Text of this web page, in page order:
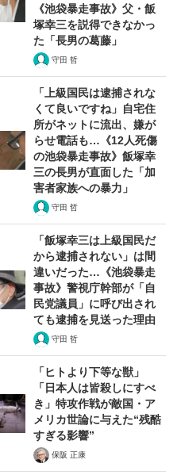
聞...
12/105
《池袋暴走事故》父・飯
塚幸三を説得できなかっ
た「長男の葛藤」
守田 哲
「上級国民は逮捕されな
くて良いですね」自宅住
所がネットに流出、嫌が
らせ電話も…《12人死傷
の池袋暴走事故》飯塚幸
三の長男が直面した「加
害者家族への暴力」
守田 哲
「飯塚幸三は上級国民だ
から逮捕されない」は間
違いだった…《池袋暴走
事故》警視庁幹部が「自
民党議員」に呼び出され
ても逮捕を見送った理由
守田 哲
「ヒトより下等な獣」
「日本人は皆殺しにすべ
き」特攻作戦が敵国・ア
メリカ世論に与えた“残酷
すぎる影響”
保阪 正康